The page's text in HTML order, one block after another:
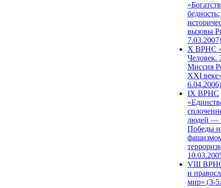
бедность:
вызовы
7.03.2007)
X ВРНС
Человек.
Миссия
XXI
6.04.2006)
IX ВРНС
людей —
Победы
VIII
и
мир» (3-